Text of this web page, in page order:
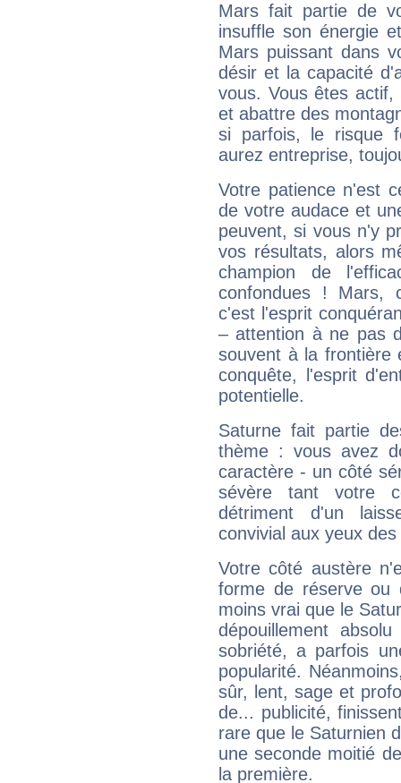
Mars fait partie de
insuffle son énergie
Mars puissant dans
désir et la capacité
vous. Vous êtes
et abattre des
si parfois, le risque
aurez entreprise,
Votre patience n'est
de votre audace et
peuvent, si vous n'y
vos résultats, alors
champion de
confondues ! Mars,
c'est l'esprit
– attention à ne pas
souvent à la frontière
conquête, l'esprit
potentielle.
Saturne fait partie
thème : vous avez
caractère - un côté
sévère tant votre
détriment d'un
convivial aux yeux
Votre côté austère
forme de réserve
moins vrai que le
dépouillement
sobriété, a parfois
popularité.
sûr, lent, sage et
de... publicité,
rare que le Saturnien
une seconde moitié
la première.